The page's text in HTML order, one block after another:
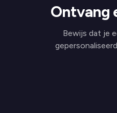
Ontvang
Bewijs dat je